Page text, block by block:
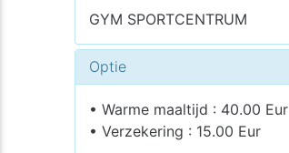
GYM SPORTCENTRUM
Optie
• Warme maaltijd : 40.00 Eur
• Verzekering : 15.00 Eur